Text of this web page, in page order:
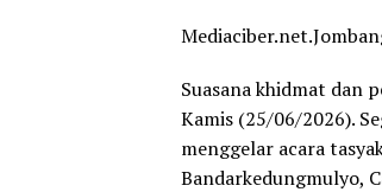
Suasana khidmat dan
Kamis (25/06/2026).
menggelar acara
Bandarkedungmulyo,